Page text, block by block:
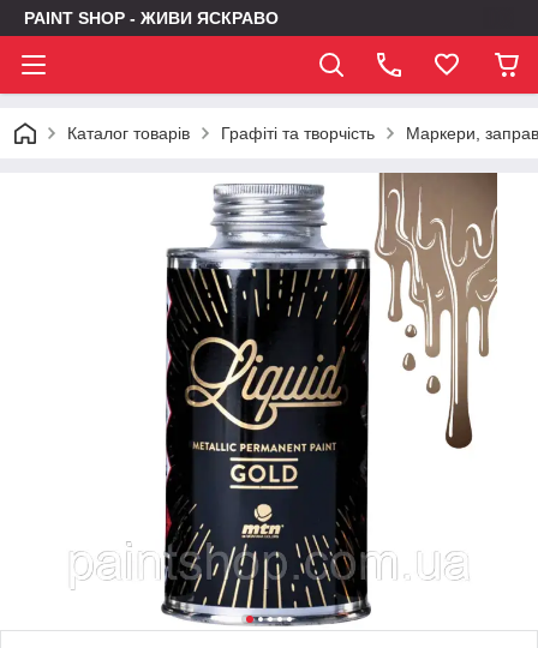
PAINT SHOP - ЖИВИ ЯСКРАВО
Каталог товарів Графіті та творчість Маркери,